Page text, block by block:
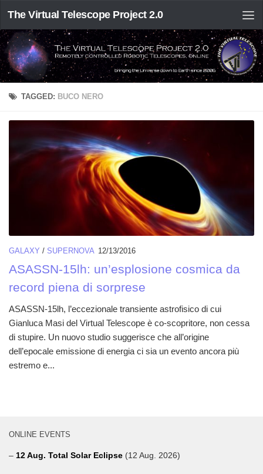
The Virtual Telescope Project 2.0
TAGGED: BUCO NERO
GALAXY / SUPERNOVA 12/13/2016
ASASSN-15lh: un’esplosione cosmica da
record piena di sorprese
ASASSN-15lh, l’eccezionale transiente astrofisico di cui
Gianluca Masi del Virtual Telescope è co-scopritore, non cessa
di stupire. Un nuovo studio suggerisce che all’origine
dell’epocale emissione di energia ci sia un evento ancora più
estremo e...
ONLINE EVENTS
– 12 Aug. Total Solar Eclipse (12 Aug. 2026)